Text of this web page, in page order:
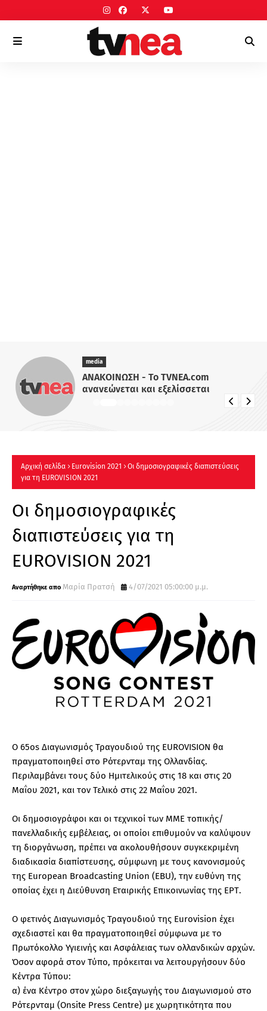
media
ΑΝΑΚΟΙΝΩΣΗ - Το TVNEA.com
ανανεώνεται και εξελίσσεται
Αρχική σελίδα Eurovision 2021
Οι δημοσιογραφικές διαπιστεύσεις
για τη EUROVISION 2021
Οι δημοσιογραφικές
διαπιστεύσεις για τη
EUROVISION 2021
Μαρία Πρατσή 4/07/2021 05:00:00 μ.μ.
Ο 65os Διαγωνισμός Τραγουδιού της EUROVISION θα
πραγματοποιηθεί στο Ρότερνταμ της Ολλανδίας.
Περιλαμβάνει τους δύο Ημιτελικούς στις 18 και στις 20
Μαΐου 2021, και τον Τελικό στις 22 Μαΐου 2021.
Οι δημοσιογράφοι και οι τεχνικοί των ΜΜΕ τοπικής/
πανελλαδικής εμβέλειας, οι οποίοι επιθυμούν να καλύψουν
τη διοργάνωση, πρέπει να ακολουθήσουν συγκεκριμένη
διαδικασία διαπίστευσης, σύμφωνη με τους κανονισμούς
της European Broadcasting Union (EBU), την ευθύνη της
οποίας έχει η Διεύθυνση Εταιρικής Επικοινωνίας της ΕΡΤ.
Ο φετινός Διαγωνισμός Τραγουδιού της Eurovision έχει
σχεδιαστεί και θα πραγματοποιηθεί σύμφωνα με το
Πρωτόκολλο Υγιεινής και Ασφάλειας των ολλανδικών αρχών.
Όσον αφορά στον Τύπο, πρόκειται να λειτουργήσουν δύο
Κέντρα Τύπου:
α) ένα Κέντρο στoν χώρο διεξαγωγής του Διαγωνισμού στο
Ρότερνταμ (Οnsite Press Centre) με χωρητικότητα που